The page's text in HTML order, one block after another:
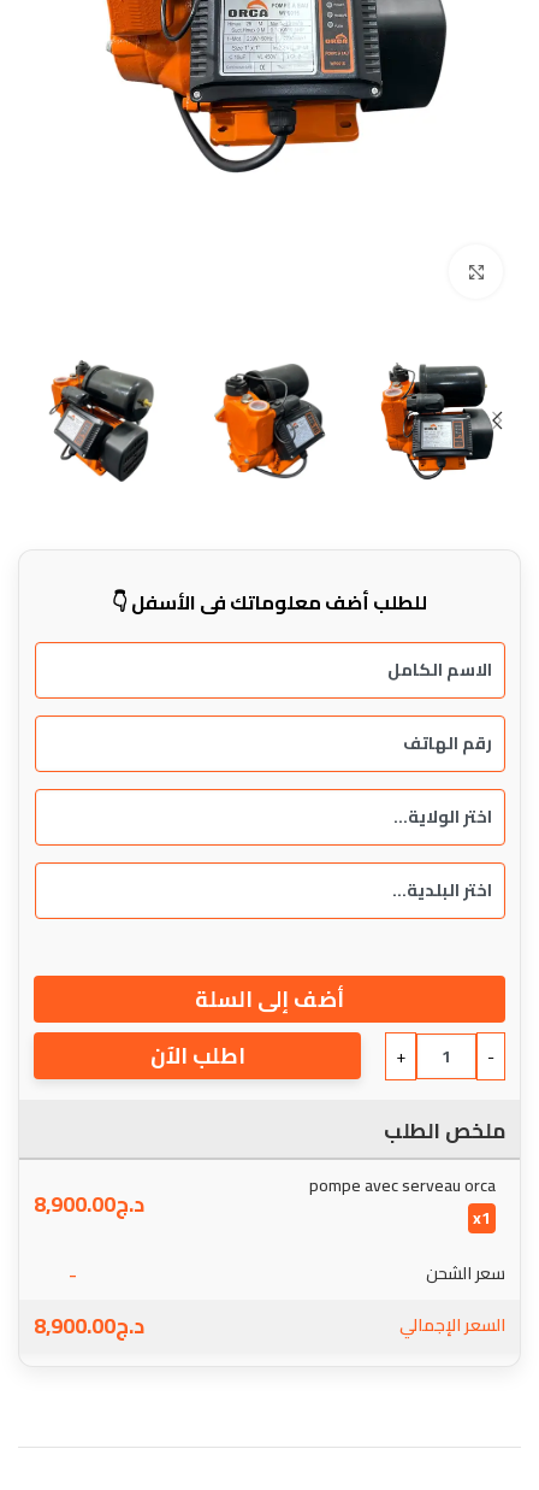
للطلب أضف معلوماتك في الأسفل 👇
أضف إلى السلة
-
+ اطلب الآن
ملخص الطلب
pompe avec serveau orca
x1
د.ج8,900.00
سعر الشحن -
السعر الإجمالي د.ج8,900.00